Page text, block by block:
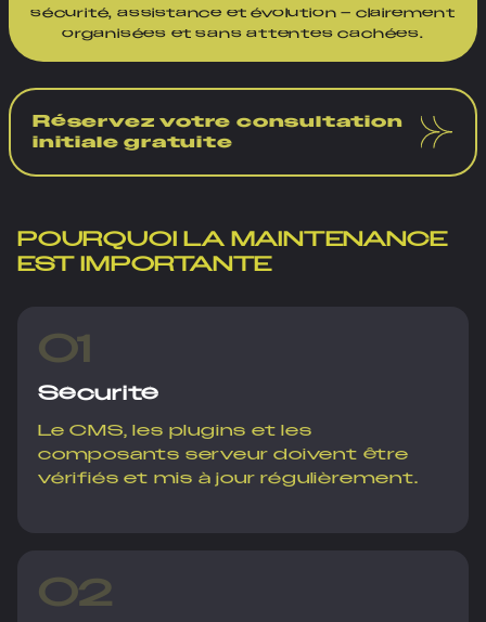
sécurité, assistance et évolution – clairement
organisées et sans attentes cachées.
Réservez votre consultation
initiale gratuite
POURQUOI LA MAINTENANCE
EST IMPORTANTE
01
Sécurité
Le CMS, les plugins et les
composants serveur doivent être
vérifiés et mis à jour régulièrement.
02